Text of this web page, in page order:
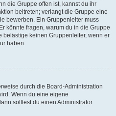
die Gruppe offen ist, kannst du ihr
beitreten; verlangt die Gruppe eine
bewerben. Ein Gruppenleiter muss
könnte fragen, warum du in die Gruppe
belästige keinen Gruppenleiter, wenn er
haben.
durch die Board-Administration
Wenn du eine eigene
solltest du einen Administrator